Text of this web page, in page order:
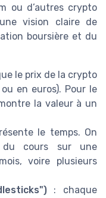
ou d’autres crypto
vision claire de
boursière et du
le prix de la crypto
en euros). Pour le
la valeur à un
le temps. On
du cours sur une
voire plusieurs
: chaque